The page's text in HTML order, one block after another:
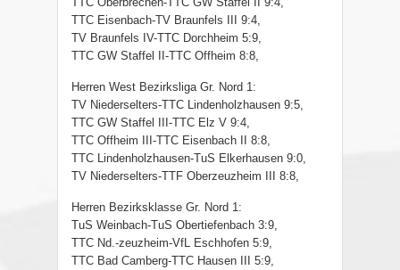
TTC Eisenbach-TV Braunfels III 9:4,
TV Braunfels IV-TTC Dorchheim 5:9,
TTC GW Staffel II-TTC Offheim 8:8,
Herren West Bezirksliga Gr. Nord 1:
TV Niederselters-TTC Lindenholzhausen 9:5,
TTC GW Staffel III-TTC Elz V 9:4,
TTC Offheim III-TTC Eisenbach II 8:8,
TTC Lindenholzhausen-TuS Elkerhausen 9:0,
TV Niederselters-TTF Oberzeuzheim III 8:8,
Herren Bezirksklasse Gr. Nord 1:
TuS Weinbach-TuS Obertiefenbach 3:9,
TTC Nd.-zeuzheim-VfL Eschhofen 5:9,
TTC Bad Camberg-TTC Hausen III 5:9,